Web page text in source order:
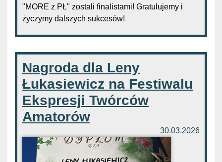
"MORE z PŁ" zostali finalistami! Gratulujemy i
życzymy dalszych sukcesów!
Nagroda dla Leny
Łukasiewicz na Festiwalu
Ekspresji Twórców
Amatorów
30.03.2026